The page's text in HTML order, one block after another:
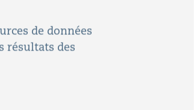
de données
résultats des